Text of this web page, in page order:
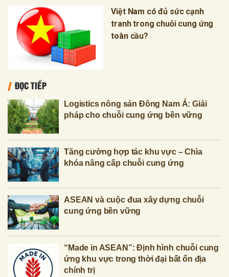
Việt Nam có đủ sức cạnh
tranh trong chuỗi cung ứng
toàn cầu?
ĐỌC TIẾP
Logistics nông sản Đông Nam Á: Giải
pháp cho chuỗi cung ứng bền vững
Tăng cường hợp tác khu vực – Chìa
khóa nâng cấp chuỗi cung ứng
ASEAN và cuộc đua xây dựng chuỗi
cung ứng bền vững
“Made in ASEAN”: Định hình chuỗi cung
ứng khu vực trong thời đại bất ổn địa
chính trị